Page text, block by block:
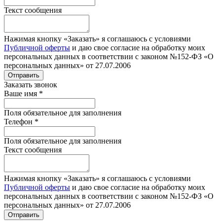
Текст сообщения
Нажимая кнопку «Заказать» я соглашаюсь с условиями
Публичной оферты и даю свое согласие на обработку моих
персональных данных в соответствии с законом №152-ФЗ «О
персональных данных» от 27.07.2006
Отправить
Заказать звонок
Ваше имя *
Поля обязательное для заполнения
Телефон *
Поля обязательное для заполнения
Текст сообщения
Нажимая кнопку «Заказать» я соглашаюсь с условиями
Публичной оферты и даю свое согласие на обработку моих
персональных данных в соответствии с законом №152-ФЗ «О
персональных данных» от 27.07.2006
Отправить